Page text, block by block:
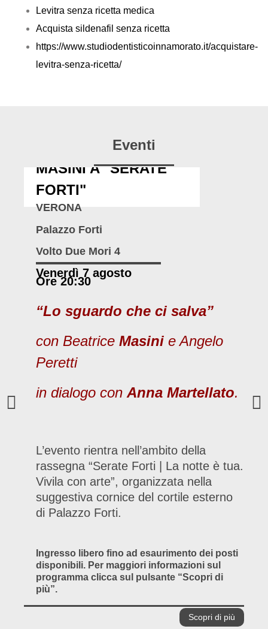
Levitra senza ricetta medica
Acquista sildenafil senza ricetta
https://www.studiodentisticoinnamorato.it/acquistare-
levitra-senza-ricetta/
Eventi
MASINI A "SERATE
FORTI"
VERONA
Palazzo Forti
Volto Due Mori 4
Venerdì 7 agosto
Ore 20:30
“Lo sguardo che ci salva”
con Beatrice Masini e Angelo
Peretti
in dialogo con Anna Martellato.
L’evento rientra nell’ambito della
rassegna “Serate Forti | La notte è tua.
Vivila con arte”, organizzata nella
suggestiva cornice del cortile esterno
di Palazzo Forti.
Ingresso libero fino ad esaurimento dei posti
disponibili. Per maggiori informazioni sul
programma clicca sul pulsante “Scopri di
più”.
Scopri di più